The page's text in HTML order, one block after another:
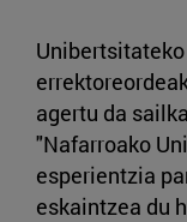
agertu da
"Nafarroako
esperientzia
eskaintzea du